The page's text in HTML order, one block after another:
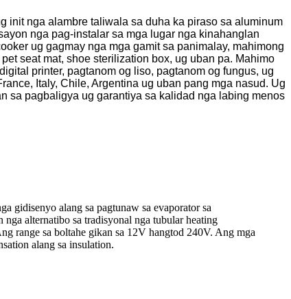
init nga alambre taliwala sa duha ka piraso sa aluminum
​​nga pag-instalar sa mga lugar nga kinahanglan
ug gagmay nga mga gamit sa panimalay, mahimong
seat mat, shoe sterilization box, ug uban pa. Mahimo
printer, pagtanom og liso, pagtanom og fungus, ug
Italy, Chile, Argentina ug uban pang mga nasud. Ug
sa pagbaligya ug garantiya sa kalidad nga labing menos
gidisenyo alang sa pagtunaw sa evaporator sa
alternatibo sa tradisyonal nga tubular heating
range sa boltahe gikan sa 12V hangtod 240V. Ang mga
alang sa insulation.